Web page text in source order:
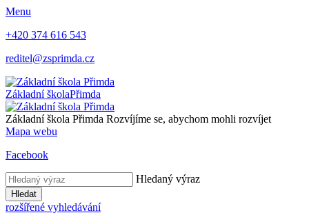
Menu
+420 374 616 543
reditel@zsprimda.cz
Základní školaPřimda
Základní škola Přimda Rozvíjíme se, abychom mohli rozvíjet
Mapa webu
Facebook
Hledaný výraz
Hledat
rozšířené vyhledávání